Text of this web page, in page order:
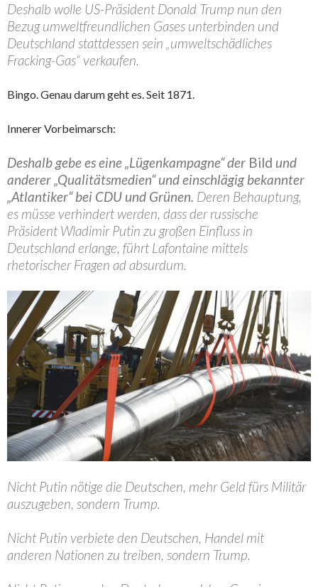
Deshalb wolle US-Präsident Donald Trump nun den
Bezug umweltfreundlichen Gases unterbinden und
Deutschland stattdessen sein „umweltschädliches
Fracking-Gas“ verkaufen.
Bingo. Genau darum geht es. Seit 1871.
Innerer Vorbeimarsch:
Deshalb gebe es eine „Lügenkampagne“ der Bild und
anderer „Qualitätsmedien“ und einschlägig bekannter
„Atlantiker“ bei CDU und Grünen. Deren Behauptung,
es müsse verhindert werden, dass der russische
Präsident Wladimir Putin zu großen Einfluss in
Deutschland erlange, führt Lafontaine mittels
rhetorischer Fragen ad absurdum.
Nicht Putin nötige die Deutschen, mehr Geld fürs Militär
auszugeben, sondern Trump.
Nicht Putin verbiete den Deutschen, Handel mit
anderen Nationen zu treiben, sondern Trump.